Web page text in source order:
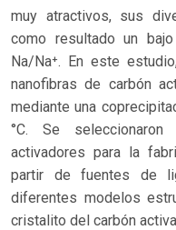
muy atractivos, sus
como resultado un
Na/Na⁺. En este
nanofibras de carbón
mediante una
°C. Se
activadores para la
partir de fuentes de
diferentes modelos
cristalito del carbón